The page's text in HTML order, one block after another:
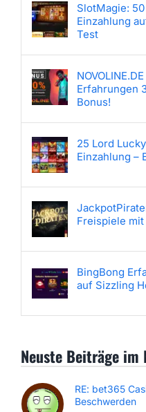
SlotMagie:
Einzahlung
Test
Erfahrungen
Bonus!
25 Lord
Einzahlung –
Freispiele mit
BingBong
auf Sizzling
Neuste Beiträge im
RE: bet365
Beschwerden